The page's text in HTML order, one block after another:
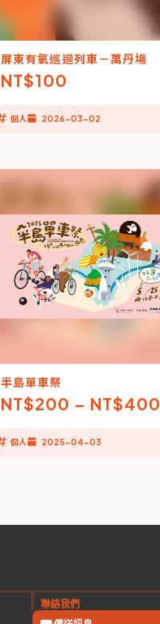
屏東有氧巡迴列車－萬丹場
NT$100
個人 2026-03-02
半島單車祭
NT$200 – NT$400
個人 2025-04-03
聯絡我們